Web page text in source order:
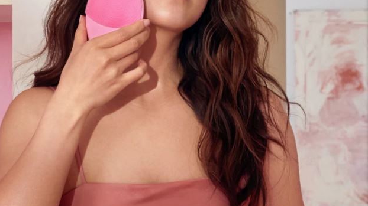
Mis pedidos
Mis direcciones
Mis suscripciones